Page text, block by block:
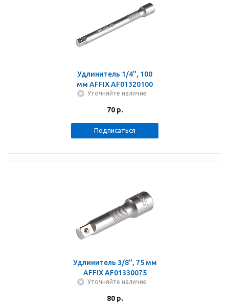
Удлинитель 1/4", 100
мм AFFIX AF01320100
Уточняйте наличие
70р.
Подписаться
Удлинитель 3/8", 75 мм
AFFIX AF01330075
Уточняйте наличие
80р.